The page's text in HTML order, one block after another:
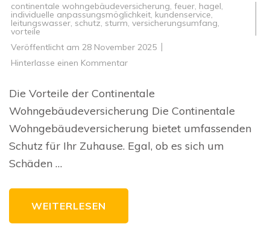
continentale wohngebäudeversicherung, feuer, hagel,
individuelle anpassungsmöglichkeit, kundenservice,
leitungswasser, schutz, sturm, versicherungsumfang,
vorteile
Veröffentlicht am 28 November 2025
Hinterlasse einen Kommentarzu
Zuhause:
Vorteile
Continentale
Wohngebäudeversicherung
Die Vorteile der Continentale
Wohngebäudeversicherung Die Continentale
Wohngebäudeversicherung bietet umfassenden
Schutz für Ihr Zuhause. Egal, ob es sich um
Schäden …
WEITERLESEN